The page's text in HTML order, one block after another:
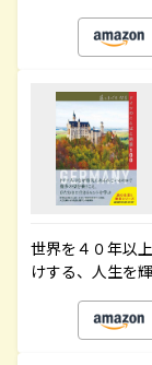
世界を４０年以
けする、人生を